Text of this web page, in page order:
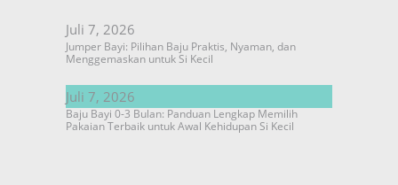
Juli 7, 2026
Jumper Bayi: Pilihan Baju Praktis, Nyaman, dan
Menggemaskan untuk Si Kecil
Juli 7, 2026
Baju Bayi 0-3 Bulan: Panduan Lengkap Memilih
Pakaian Terbaik untuk Awal Kehidupan Si Kecil